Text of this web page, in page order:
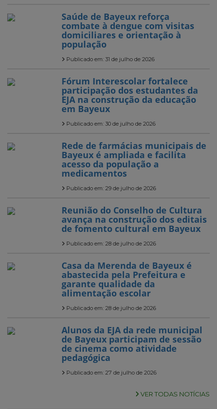
Saúde de Bayeux reforça
combate à dengue com visitas
domiciliares e orientação à
população
Publicado em: 31 de julho de 2026
Fórum Interescolar fortalece
participação dos estudantes da
EJA na construção da educação
em Bayeux
Publicado em: 30 de julho de 2026
Rede de farmácias municipais de
Bayeux é ampliada e facilita
acesso da população a
medicamentos
Publicado em: 29 de julho de 2026
Reunião do Conselho de Cultura
avança na construção dos editais
de fomento cultural em Bayeux
Publicado em: 28 de julho de 2026
Casa da Merenda de Bayeux é
abastecida pela Prefeitura e
garante qualidade da
alimentação escolar
Publicado em: 28 de julho de 2026
Alunos da EJA da rede municipal
de Bayeux participam de sessão
de cinema como atividade
pedagógica
Publicado em: 27 de julho de 2026
VER TODAS NOTÍCIAS